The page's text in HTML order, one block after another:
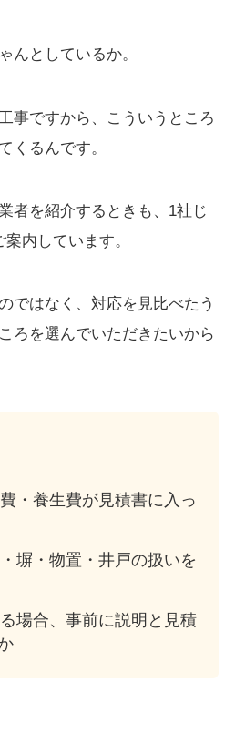
んとしているか。
事ですから、こういうところ
くるんです。
者を紹介するときも、1社じ
内しています。
ではなく、対応を見比べたう
ろを選んでいただきたいから
・養生費が見積書に入っ
塀・物置・井戸の扱いを
場合、事前に説明と見積